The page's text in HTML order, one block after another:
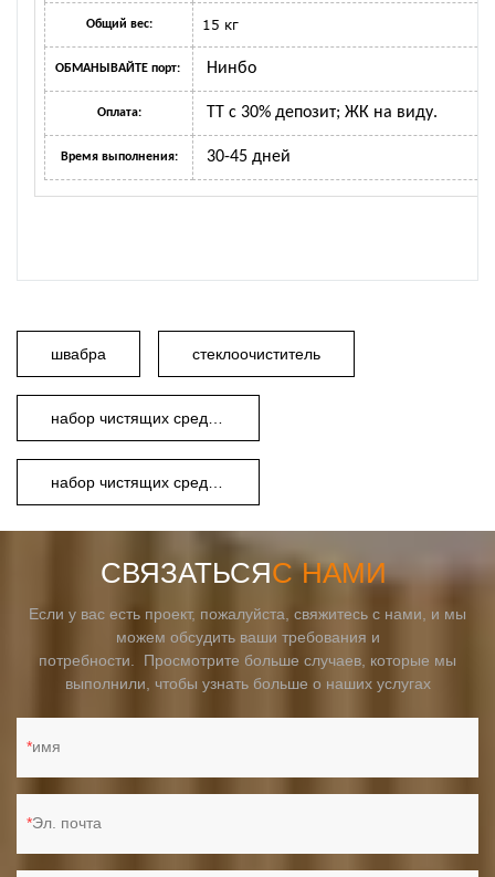
Общий вес: 15 кг
ОБМАНЫВАЙТЕ порт: Нинбо
Оплата: ТТ с 30% депозит; ЖК на виду.
Время выполнения: 30-45 дней
швабра стеклоочиститель
СВЯЗАТЬСЯС НАМИ
Если у вас есть проект, пожалуйста, свяжитесь с нами, и мы
можем обсудить ваши требования и
потребности. Просмотрите больше случаев, которые мы
выполнили, чтобы узнать больше о наших услугах
имя
Эл. почта